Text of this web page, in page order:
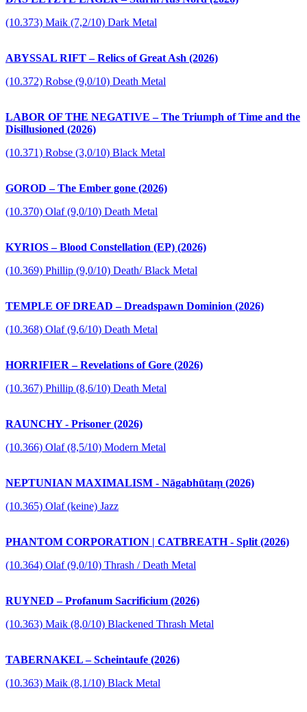
(10.373) Maik (7,2/10) Dark Metal
ABYSSAL RIFT – Relics of Great Ash (2026)
(10.372) Robse (9,0/10) Death Metal
LABOR OF THE NEGATIVE – The Triumph of Time and the
Disillusioned (2026)
(10.371) Robse (3,0/10) Black Metal
GOROD – The Ember gone (2026)
(10.370) Olaf (9,0/10) Death Metal
KYRIOS – Blood Constellation (EP) (2026)
(10.369) Phillip (9,0/10) Death/ Black Metal
TEMPLE OF DREAD – Dreadspawn Dominion (2026)
(10.368) Olaf (9,6/10) Death Metal
HORRIFIER – Revelations of Gore (2026)
(10.367) Phillip (8,6/10) Death Metal
RAUNCHY - Prisoner (2026)
(10.366) Olaf (8,5/10) Modern Metal
NEPTUNIAN MAXIMALISM - Nāgabhūtaṃ (2026)
(10.365) Olaf (keine) Jazz
PHANTOM CORPORATION | CATBREATH - Split (2026)
(10.364) Olaf (9,0/10) Thrash / Death Metal
RUYNED – Profanum Sacrificium (2026)
(10.363) Maik (8,0/10) Blackened Thrash Metal
TABERNAKEL – Scheintaufe (2026)
(10.363) Maik (8,1/10) Black Metal